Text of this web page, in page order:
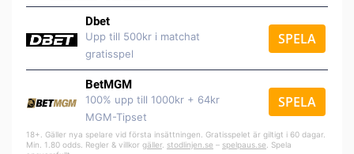
Dbet
Upp till 500kr i matchat
gratisspel
SPELA
BetMGM
100% upp till 1000kr + 64kr
MGM-Tipset
SPELA
18+. Gäller nya spelare vid första insättningen. Gratisspelet är giltigt i 60 dagar.
Min. 1.80 odds. Regler & villkor gäller stodlinjen.se – spelpaus.se . Spela